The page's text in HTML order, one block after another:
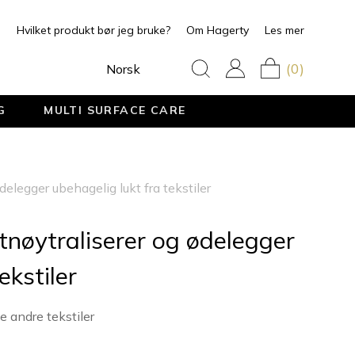
Hvilket produkt bør jeg bruke? Om Hagerty Les mer
Norsk (0)
MULTI SURFACE CARE
ubehagelig lukt fra tekstiler
og ødelegger
andre tekstiler